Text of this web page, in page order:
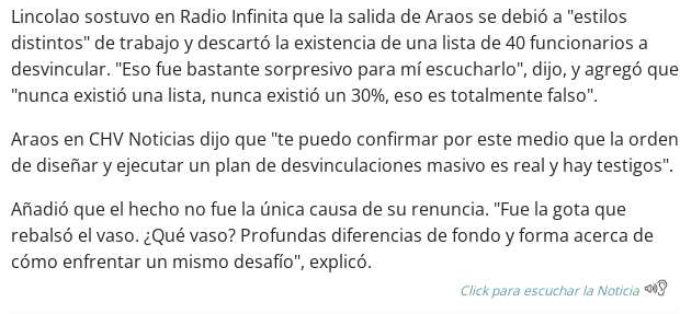
Lincolao sostuvo en Radio Infinita que la salida de Araos se debió a "estilos
distintos" de trabajo y descartó la existencia de una lista de 40 funcionarios a
desvincular. "Eso fue bastante sorpresivo para mí escucharlo", dijo, y agregó que
"nunca existió una lista, nunca existió un 30%, eso es totalmente falso".
Araos en CHV Noticias dijo que "te puedo confirmar por este medio que la orden
de diseñar y ejecutar un plan de desvinculaciones masivo es real y hay testigos".
Añadió que el hecho no fue la única causa de su renuncia. "Fue la gota que
rebalsó el vaso. ¿Qué vaso? Profundas diferencias de fondo y forma acerca de
cómo enfrentar un mismo desafío", explicó.
Click para escuchar la Noticia